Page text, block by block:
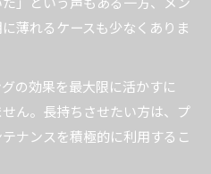
薄れるケースも少なくありま
の効果を最大限に活かすに
ん。長持ちさせたい方は、プ
ナンスを積極的に利用するこ